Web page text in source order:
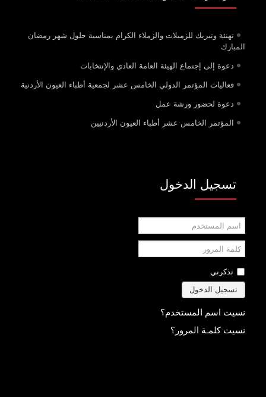
تهنئة وتبريك للزميلات والزملاء الكرام بمناسبة حلول شهر رمضان
المبارك
دعوة إلى إجتماع الهيئة العامة العادي والإنتخابات
فعاليات المؤتمر الدولي الخامس عشر لجمعية أطباء العيون الأردنية
دعوة لحضور ورشة عمل
المؤتمر الخامس عشر أطباء العيون الأردنيين
تسجيل الدخول
اسم
المستخدم
كلمة
المرور
تذكرني
تسجيل الدخول
نسيت اسم المستخدم؟
نسيت كلمـة المرور؟